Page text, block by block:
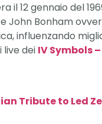
il 12 gennaio del
John Bonham
influenzando
dei IV Symbols
Tribute to Led